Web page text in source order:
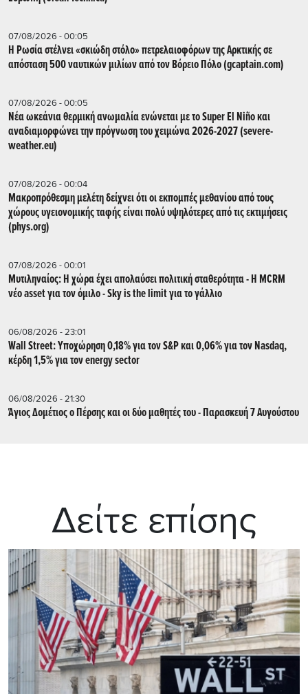
07/08/2026 - 00:05
Η Ρωσία στέλνει «σκιώδη στόλο» πετρελαιοφόρων της Αρκτικής σε
απόσταση 500 ναυτικών μιλίων από τον Βόρειο Πόλο (gcaptain.com)
07/08/2026 - 00:05
Νέα ωκεάνια θερμική ανωμαλία ενώνεται με το Super El Niño και
αναδιαμορφώνει την πρόγνωση του χειμώνα 2026-2027 (severe-
weather.eu)
07/08/2026 - 00:04
Μακροπρόθεσμη μελέτη δείχνει ότι οι εκπομπές μεθανίου από τους
χώρους υγειονομικής ταφής είναι πολύ υψηλότερες από τις εκτιμήσεις
(phys.org)
07/08/2026 - 00:01
Μυτιληναίος: Η χώρα έχει απολαύσει πολιτική σταθερότητα - Η MCRM
νέο asset για τον όμιλο - Sky is the limit για το γάλλιο
06/08/2026 - 23:01
Wall Street: Υποχώρηση 0,18% για τον S&P και 0,06% για τον Nasdaq,
κέρδη 1,5% για τον energy sector
06/08/2026 - 21:30
Άγιος Δομέτιος ο Πέρσης και οι δύο μαθητές του - Παρασκευή 7 Αυγούστου
Δείτε επίσης